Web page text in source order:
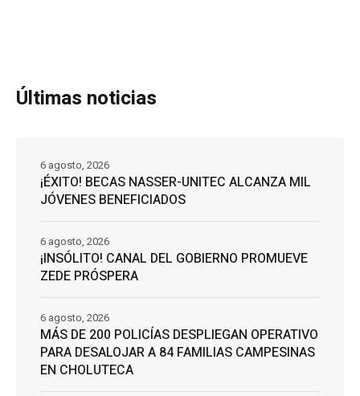
Últimas noticias
¡ÉXITO! BECAS NASSER-UNITEC ALCANZA MIL
JÓVENES BENEFICIADOS
6 agosto, 2026
¡INSÓLITO! CANAL DEL GOBIERNO PROMUEVE
ZEDE PRÓSPERA
6 agosto, 2026
MÁS DE 200 POLICÍAS DESPLIEGAN OPERATIVO
PARA DESALOJAR A 84 FAMILIAS CAMPESINAS
EN CHOLUTECA
6 agosto, 2026